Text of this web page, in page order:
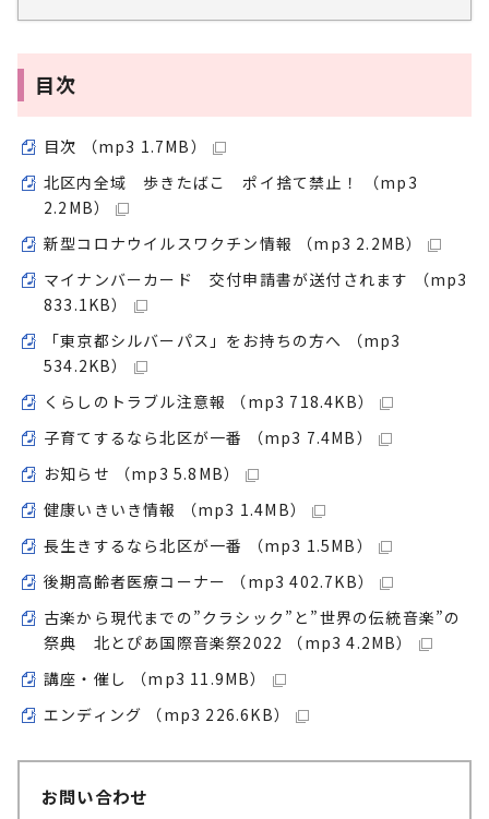
目次
目次 （mp3 1.7MB）
北区内全域 歩きたばこ ポイ捨て禁止！ （mp3
2.2MB）
新型コロナウイルスワクチン情報 （mp3 2.2MB）
マイナンバーカード 交付申請書が送付されます （mp3
833.1KB）
「東京都シルバーパス」をお持ちの方へ （mp3
534.2KB）
くらしのトラブル注意報 （mp3 718.4KB）
子育てするなら北区が一番 （mp3 7.4MB）
お知らせ （mp3 5.8MB）
健康いきいき情報 （mp3 1.4MB）
長生きするなら北区が一番 （mp3 1.5MB）
後期高齢者医療コーナー （mp3 402.7KB）
古楽から現代までの”クラシック”と”世界の伝統音楽”の
祭典 北とぴあ国際音楽祭2022 （mp3 4.2MB）
講座・催し （mp3 11.9MB）
エンディング （mp3 226.6KB）
お問い合わせ